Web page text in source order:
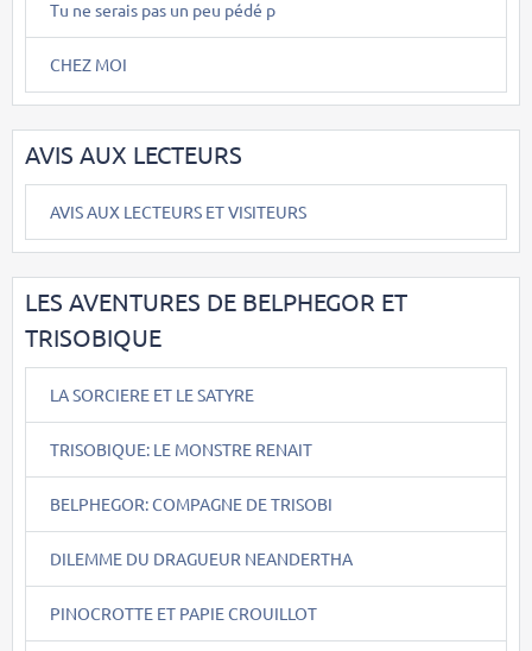
Tu ne serais pas un peu pédé p
CHEZ MOI
AVIS AUX LECTEURS
AVIS AUX LECTEURS ET VISITEURS
LES AVENTURES DE BELPHEGOR ET
TRISOBIQUE
LA SORCIERE ET LE SATYRE
TRISOBIQUE: LE MONSTRE RENAIT
BELPHEGOR: COMPAGNE DE TRISOBI
DILEMME DU DRAGUEUR NEANDERTHA
PINOCROTTE ET PAPIE CROUILLOT